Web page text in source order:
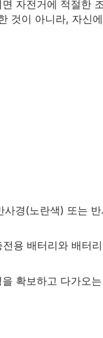
자전거에 적절한
것이 아니라, 자신
경(노란색) 또는
용 배터리와 배터
확보하고 다가오